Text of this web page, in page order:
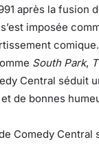
après la fusion
imposée
South Park,
Central séduit
de bonnes
Comedy Central